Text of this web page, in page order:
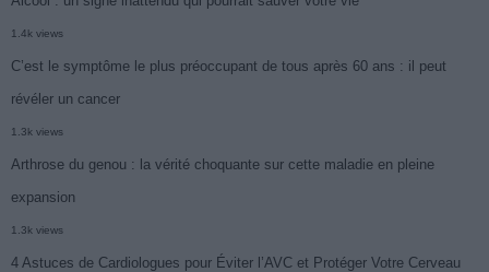
1.4k views
C’est le symptôme le plus préoccupant de tous après 60 ans : il peut
révéler un cancer
1.3k views
Arthrose du genou : la vérité choquante sur cette maladie en pleine
expansion
1.3k views
4 Astuces de Cardiologues pour Éviter l’AVC et Protéger Votre Cerveau